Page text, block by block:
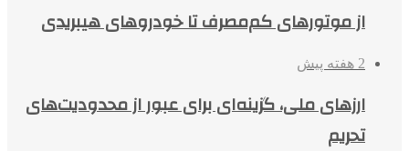
از موتورهای کم‌مصرف تا خودروهای هیبریدی
2 هفته پیش
ارزهای ملی، گزینه‌ای برای عبور از محدودیت‌های
تحریم